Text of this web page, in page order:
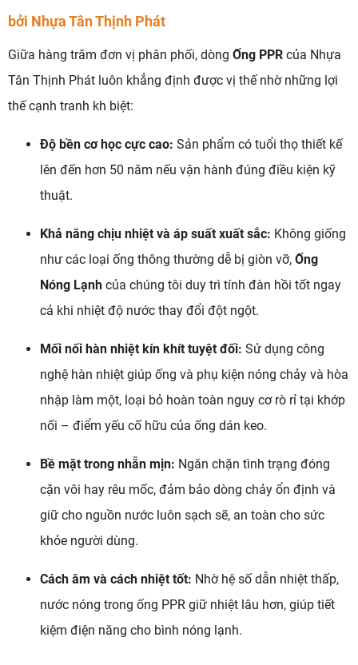
bởi Nhựa Tân Thịnh Phát
Giữa hàng trăm đơn vị phân phối, dòng Ống PPR của Nhựa
Tân Thịnh Phát luôn khẳng định được vị thế nhờ những lợi
thế cạnh tranh kh biệt:
Độ bền cơ học cực cao: Sản phẩm có tuổi thọ thiết kế
lên đến hơn 50 năm nếu vận hành đúng điều kiện kỹ
thuật.
Khả năng chịu nhiệt và áp suất xuất sắc: Không giống
như các loại ống thông thường dễ bị giòn vỡ, Ống
Nóng Lạnh của chúng tôi duy trì tính đàn hồi tốt ngay
cả khi nhiệt độ nước thay đổi đột ngột.
Mối nối hàn nhiệt kín khít tuyệt đối: Sử dụng công
nghệ hàn nhiệt giúp ống và phụ kiện nóng chảy và hòa
nhập làm một, loại bỏ hoàn toàn nguy cơ rò rỉ tại khớp
nối – điểm yếu cố hữu của ống dán keo.
Bề mặt trong nhẵn mịn: Ngăn chặn tình trạng đóng
cặn vôi hay rêu mốc, đảm bảo dòng chảy ổn định và
giữ cho nguồn nước luôn sạch sẽ, an toàn cho sức
khỏe người dùng.
Cách âm và cách nhiệt tốt: Nhờ hệ số dẫn nhiệt thấp,
nước nóng trong ống PPR giữ nhiệt lâu hơn, giúp tiết
kiệm điện năng cho bình nóng lạnh.